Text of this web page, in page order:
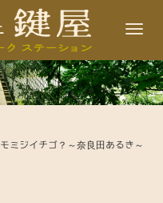
T
o
g
g
e
モミジイチゴ？～奈良田あるき～